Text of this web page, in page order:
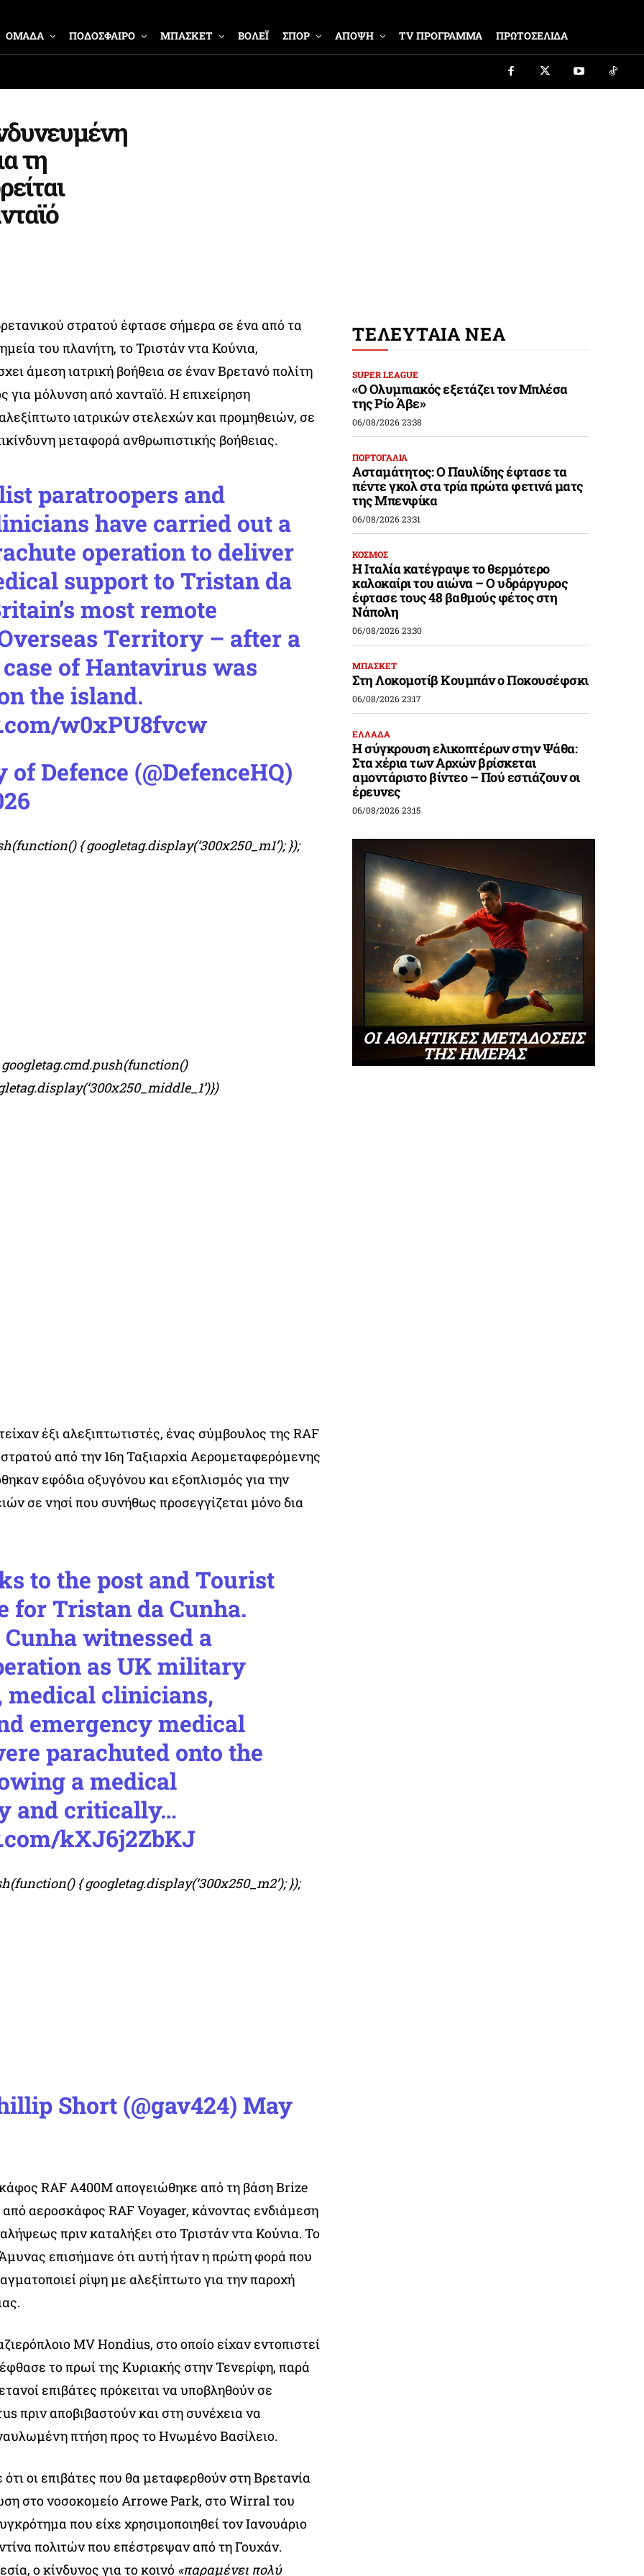
ΟΜΑΔΑ ΠΟΔΟΣΦΑΙΡΟ ΜΠΑΣΚΕΤ ΒΟΛΕΪ ΣΠΟΡ ΑΠΟΨΗ TV ΠΡΟΓΡΑΜΜΑ ΠΡΩΤΟΣΕΛΙΔΑ
τη
στρατού έφτασε σήμερα σε ένα από τα
του πλανήτη, το Τριστάν ντα Κούνια,
άμεση ιατρική βοήθεια σε έναν Βρετανό πολίτη
για μόλυνση από χανταϊό. Η επιχείρηση
ιατρικών στελεχών και προμηθειών, σε
μεταφορά ανθρωπιστικής βοήθειας.
paratroopers and
have carried out a
operation to deliver
support to Tristan da
most remote
Territory – after a
of Hantavirus was
the island.
w0xPU8fvcw
Defence (@DefenceHQ)
{ googletag.display(‘300x250_m1’); });
googletag.cmd.push(function()
έξι αλεξιπτωτιστές, ένας σύμβουλος της RAF
από την 16η Ταξιαρχία Αερομεταφερόμενης
εφόδια οξυγόνου και εξοπλισμός για την
σε νησί που συνήθως προσεγγίζεται μόνο δια
to the post and Tourist
for Tristan da Cunha.
witnessed a
as UK military
medical clinicians,
emergency medical
parachuted onto the
a medical
and critically…
kXJ6j2ZbKJ
{ googletag.display(‘300x250_m2’); });
Short (@gav424) May
RAF A400M απογειώθηκε από τη βάση Brize
αεροσκάφος RAF Voyager, κάνοντας ενδιάμεση
πριν καταλήξει στο Τριστάν ντα Κούνια. Το
επισήμανε ότι αυτή ήταν η πρώτη φορά που
ρίψη με αλεξίπτωτο για την παροχή
MV Hondius, στο οποίο είχαν εντοπιστεί
το πρωί της Κυριακής στην Τενερίφη, παρά
επιβάτες πρόκειται να υποβληθούν σε
πριν αποβιβαστούν και στη συνέχεια να
πτήση προς το Ηνωμένο Βασίλειο.
οι επιβάτες που θα μεταφερθούν στη Βρετανία
στο νοσοκομείο Arrowe Park, στο Wirral του
που είχε χρησιμοποιηθεί τον Ιανουάριο
πολιτών που επέστρεψαν από τη Γουχάν.
ο κίνδυνος για το κοινό «παραμένει πολύ
ΤΕΛΕΥΤΑΙΑ ΝΕΑ
SUPER LEAGUE
«Ο Ολυμπιακός εξετάζει τον Μπλέσα
της Ρίο Άβε»
06/08/2026 23:38
ΠΟΡΤΟΓΑΛΙΑ
Ασταμάτητος: Ο Παυλίδης έφτασε τα
πέντε γκολ στα τρία πρώτα φετινά ματς
της Μπενφίκα
06/08/2026 23:31
ΚΟΣΜΟΣ
Η Ιταλία κατέγραψε το θερμότερο
καλοκαίρι του αιώνα – Ο υδράργυρος
έφτασε τους 48 βαθμούς φέτος στη
Νάπολη
06/08/2026 23:30
ΜΠΑΣΚΕΤ
Στη Λοκομοτίβ Κουμπάν ο Ποκουσέφσκι
06/08/2026 23:17
ΕΛΛΑΔΑ
Η σύγκρουση ελικοπτέρων στην Ψάθα:
Στα χέρια των Αρχών βρίσκεται
αμοντάριστο βίντεο – Πού εστιάζουν οι
έρευνες
06/08/2026 23:15
ΟΙ ΑΘΛΗΤΙΚΕΣ ΜΕΤΑΔΟΣΕΙΣ
ΤΗΣ ΗΜΕΡΑΣ